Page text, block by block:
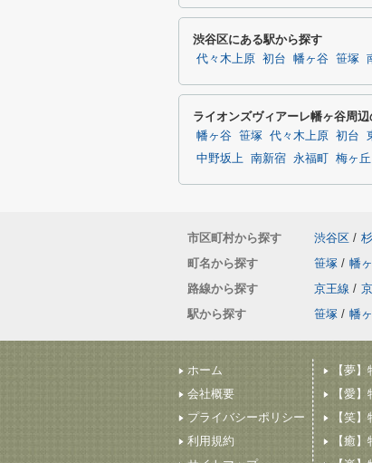
渋谷区にある駅から探す
代々木上原 初台 幡ヶ谷 笹塚
ライオンズヴィアーレ幡ヶ谷周
幡ヶ谷 笹塚 代々木上原 初台
中野坂上 南新宿 永福町 梅ヶ丘
市区町村から探す 渋谷区 /
町名から探す
笹塚 / 幡
路線から探す
京王線 /
駅から探す
笹塚 / 幡
ホーム
会社概要
プライバシーポリシー
利用規約
【夢】
【愛】
【笑】
【癒】